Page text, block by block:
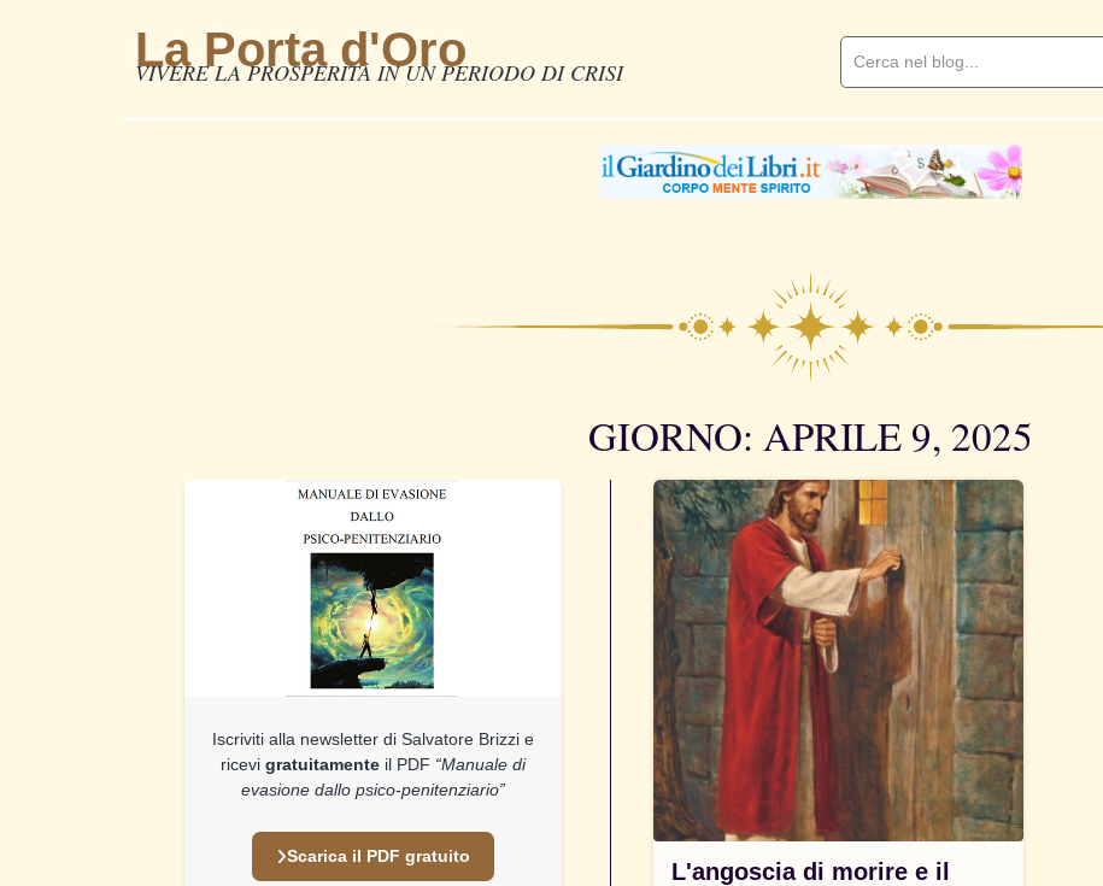
La Porta d'Oro
VIVERE LA PROSPERITÀ IN UN PERIODO DI CRISI
GIORNO: APRILE 9, 2025
Iscriviti alla newsletter di Salvatore Brizzi e
ricevi gratuitamenteil PDF “Manuale di
evasione dallo psico-penitenziario”
Scarica il PDF gratuito
L'angoscia di morire e il